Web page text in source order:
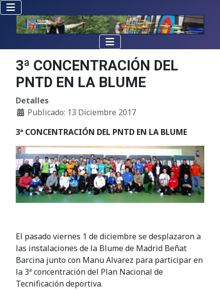
3ª CONCENTRACIÓN DEL
PNTD EN LA BLUME
Detalles
Publicado: 13 Diciembre 2017
3ª CONCENTRACIÓN DEL PNTD EN LA BLUME
El pasado viernes 1 de diciembre se desplazaron a
las instalaciones de la Blume de Madrid Beñat
Barcina junto con Manu Alvarez para participar en
la 3ª concentración del Plan Nacional de
Tecnificación deportiva.